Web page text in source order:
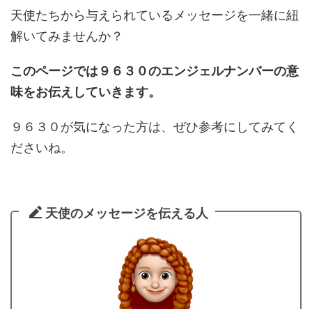
天使たちから与えられているメッセージを一緒に紐
解いてみませんか？
このページでは９６３０のエンジェルナンバーの意
味をお伝えしていきます。
９６３０が気になった方は、ぜひ参考にしてみてく
ださいね。
天使のメッセージを伝える人